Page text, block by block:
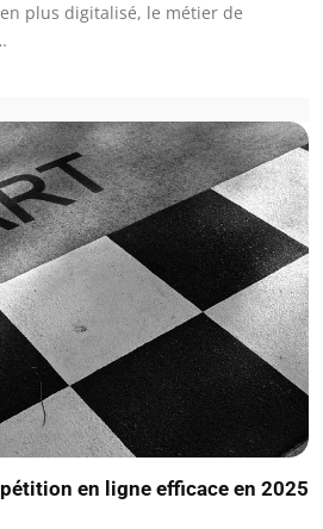
plus digitalisé, le métier de
en ligne efficace en 2025